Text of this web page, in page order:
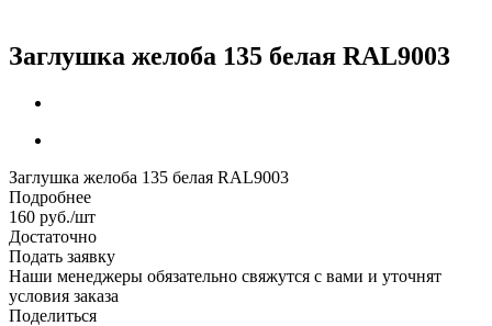
Заглушка желоба 135 белая RAL9003
Заглушка желоба 135 белая RAL9003
Подробнее
160 руб./шт
Достаточно
Подать заявку
Наши менеджеры обязательно свяжутся с вами и уточнят
условия заказа
Поделиться